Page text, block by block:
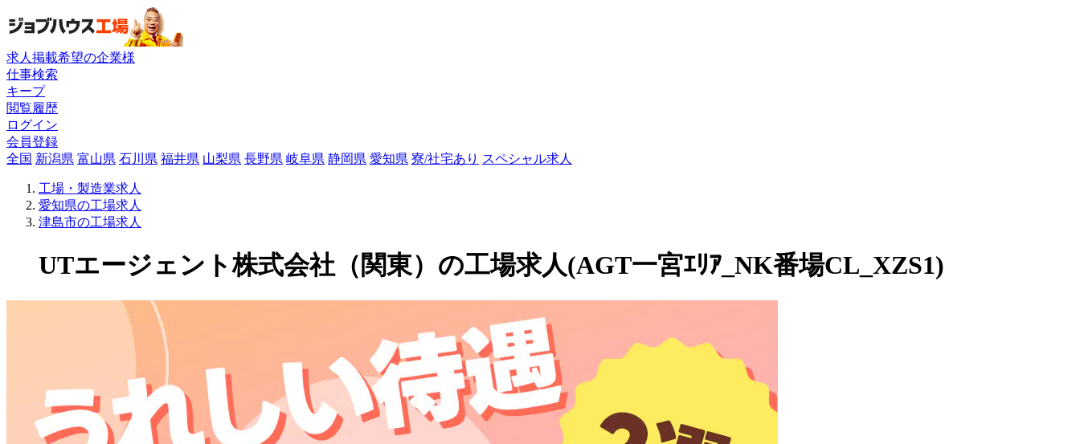
求人掲載希望の企業様
仕事検索
キープ
閲覧履歴
ログイン
会員登録
全国 新潟県 富山県 石川県 福井県 山梨県 長野県 岐阜県 静岡県 愛知県 寮/社宅あり スペシャル求人
工場・製造業求人
愛知県の工場求人
津島市の工場求人
UTエージェント株式会社（関東）の工場求人(AGT一宮ｴﾘｱ_NK番場CL_XZS1)